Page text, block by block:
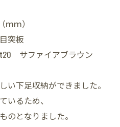
ｍｍ）
突板
サファイアブラウン
い下足収納ができました。
いるため、
のとなりました。